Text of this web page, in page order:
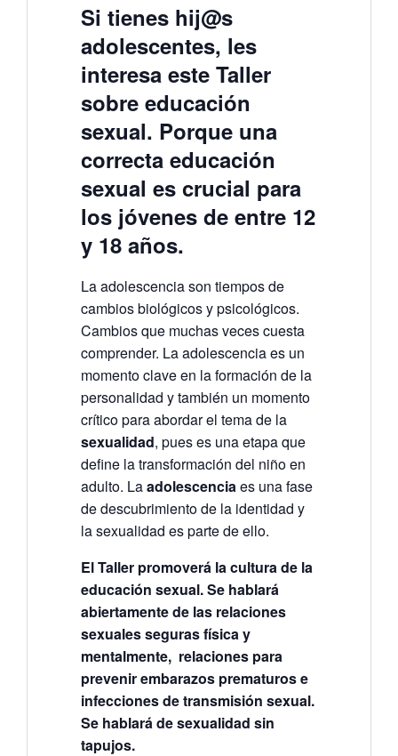
Si tienes hij@s
adolescentes, les
interesa este Taller
sobre educación
sexual. Porque una
correcta educación
sexual es crucial para
los jóvenes de entre 12
y 18 años.
La adolescencia son tiempos de
cambios biológicos y psicológicos.
Cambios que muchas veces cuesta
comprender. La adolescencia es un
momento clave en la formación de la
personalidad y también un momento
crítico para abordar el tema de la
sexualidad, pues es una etapa que
define la transformación del niño en
adulto. Laadolescencia es una fase
de descubrimiento de la identidad y
la sexualidad es parte de ello.
El Taller promoverá la cultura de la
educación sexual. Se hablará
abiertamente de las relaciones
sexuales seguras física y
mentalmente, relaciones para
prevenir embarazos prematuros e
infecciones de transmisión sexual.
Se hablará de sexualidad sin
tapujos.